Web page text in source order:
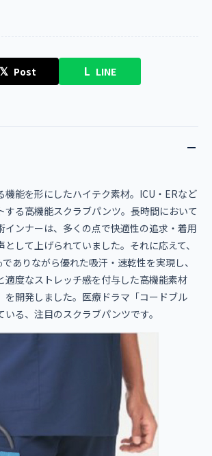
𝕏 Post L LINE
機能を形にしたハイテク素材。ICU・ERなど
する高機能スクラブパンツ。長時間において
インナーは、多くの点で快適性の追求・着用
して上げられていました。それに応えて、
ありながら優れた吸汗・速乾性を実現し、
適度なストレッチ感を付与した高機能素材
を開発しました。医療ドラマ「コードブル
る、注目のスクラブパンツです。